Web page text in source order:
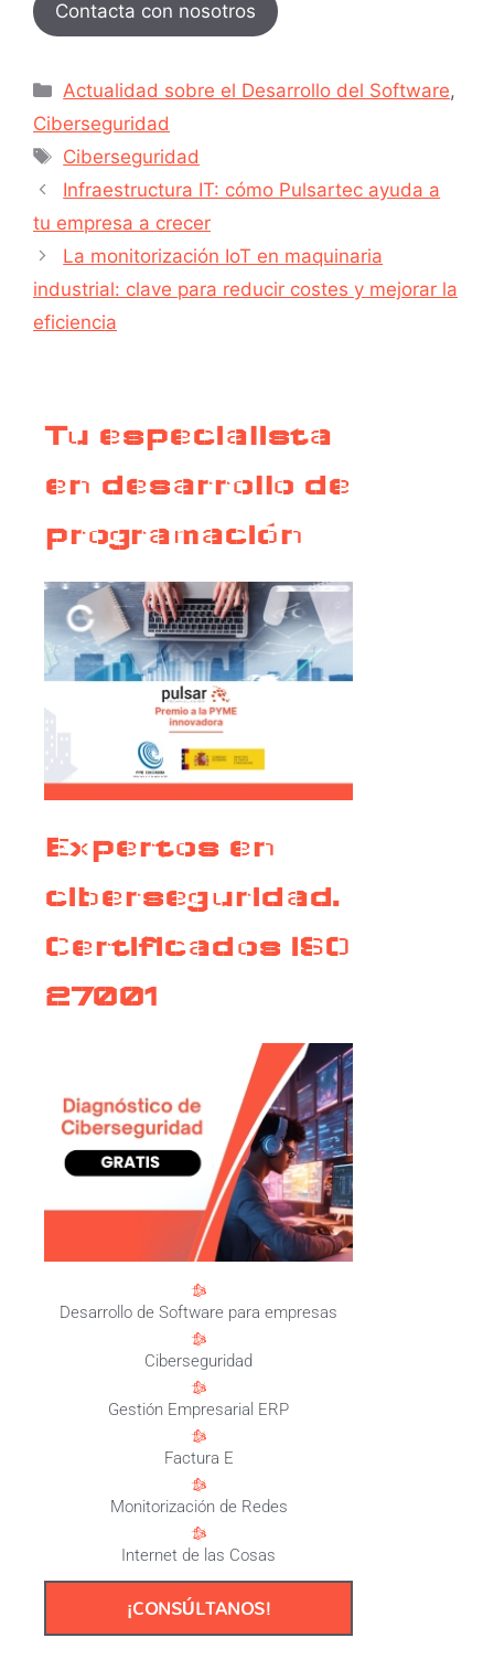
Contacta con nosotros
Actualidad sobre el Desarrollo del Software,
Ciberseguridad
Ciberseguridad
Infraestructura IT: cómo Pulsartec ayuda a
tu empresa a crecer
La monitorización IoT en maquinaria
industrial: clave para reducir costes y mejorar la
eficiencia
Tu especialista
en desarrollo de
programación
Expertos en
ciberseguridad.
Certificados ISO
27001
Desarrollo de Software para empresas
Ciberseguridad
Gestión Empresarial ERP
Factura E
Monitorización de Redes
Internet de las Cosas
¡CONSÚLTANOS!